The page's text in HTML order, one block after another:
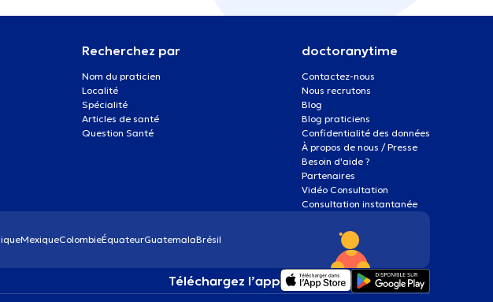
Recherchez par
Nom du praticien
Localité
Spécialité
Articles de santé
Question Santé
doctoranytime
Contactez-nous
Nous recrutons
Blog
Blog praticiens
Confidentialité des données
À propos de nous / Presse
Besoin d'aide ?
Partenaires
Vidéo Consultation
Consultation instantanée
MexiqueColombieÉquateurGuatemalaBrésil
Téléchargez l’app